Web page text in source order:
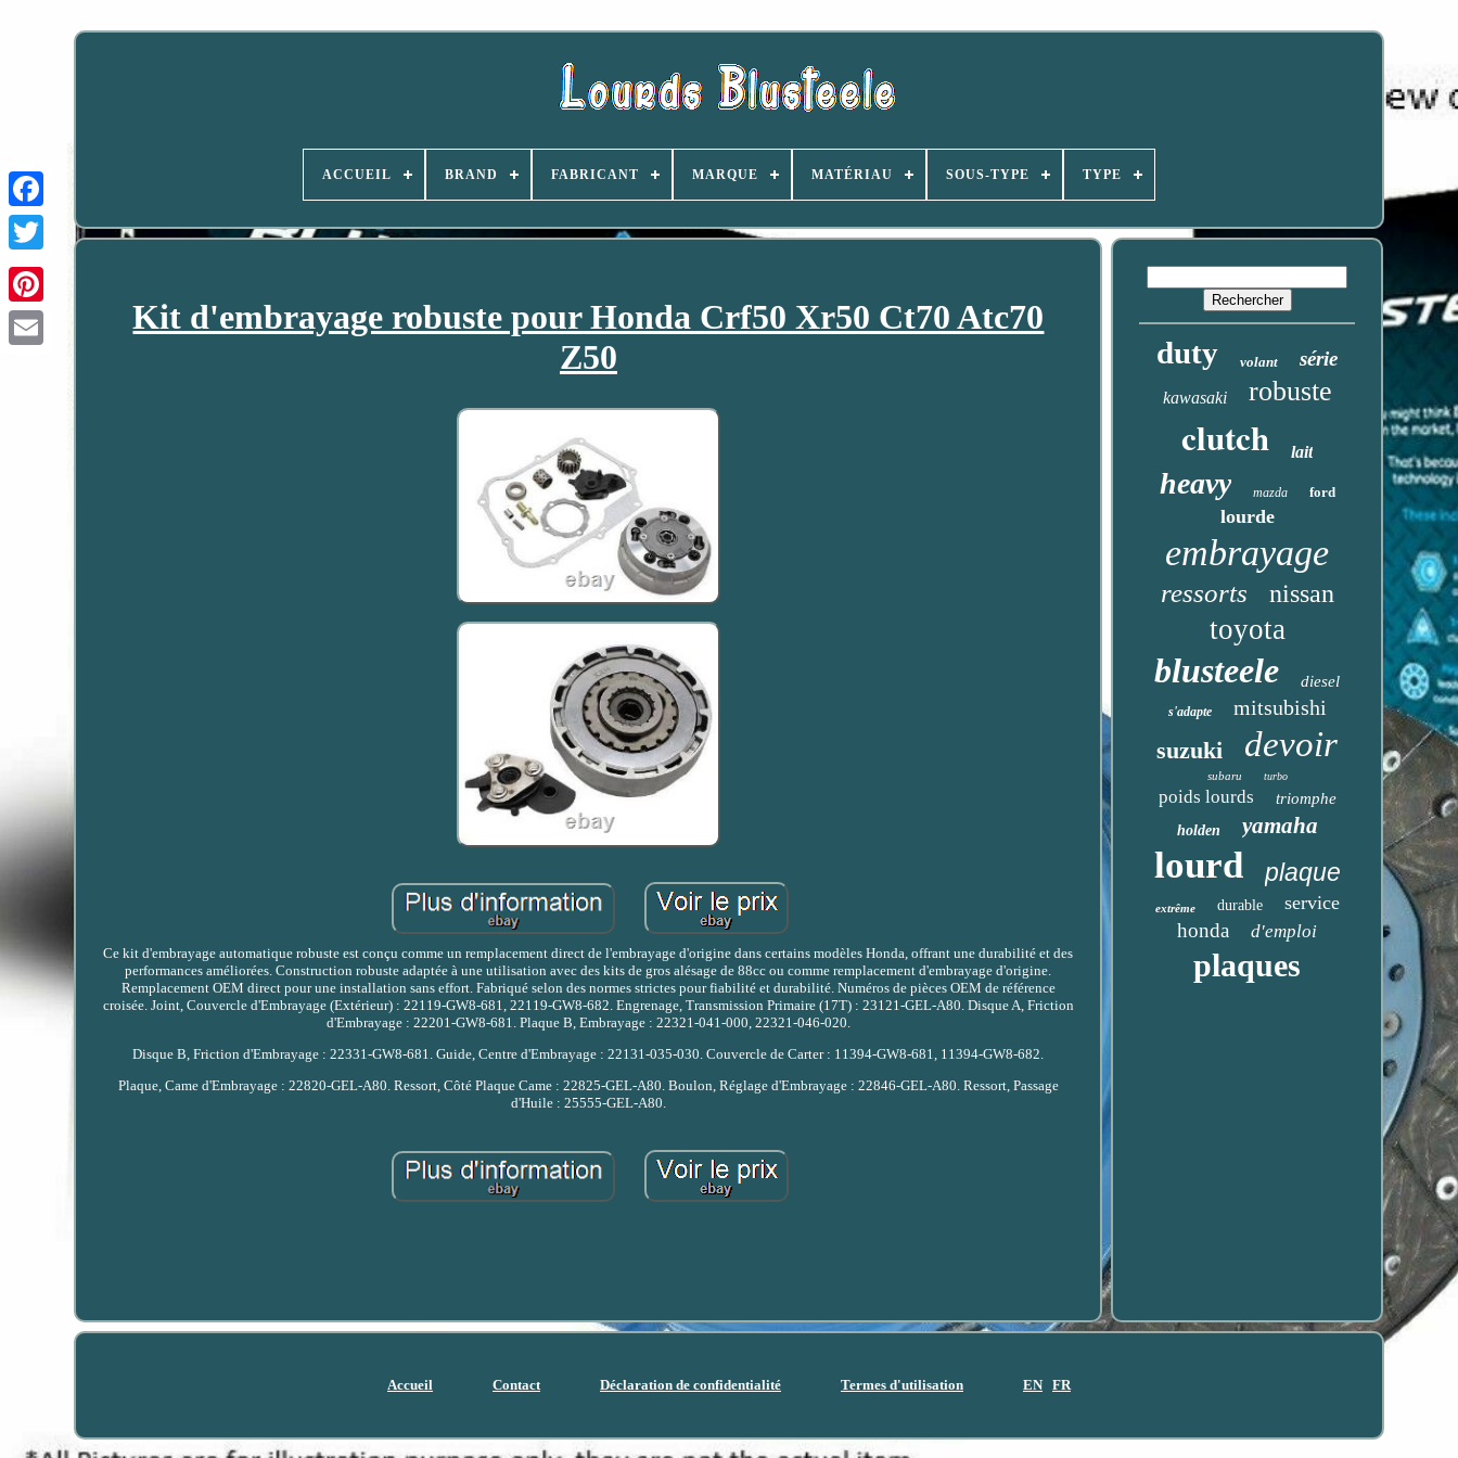
ACCUEIL BRAND FABRICANT MARQUE MATÉRIAU SOUS-TYPE TYPE
Kit d'embrayage robuste pour Honda Crf50 Xr50 Ct70 Atc70
Z50
Ce kit d'embrayage automatique robuste est conçu comme un remplacement direct de l'embrayage d'origine dans certains modèles Honda, offrant une durabilité et des
performances améliorées. Construction robuste adaptée à une utilisation avec des kits de gros alésage de 88cc ou comme remplacement d'embrayage d'origine.
Remplacement OEM direct pour une installation sans effort. Fabriqué selon des normes strictes pour fiabilité et durabilité. Numéros de pièces OEM de référence
croisée. Joint, Couvercle d'Embrayage (Extérieur) : 22119-GW8-681, 22119-GW8-682. Engrenage, Transmission Primaire (17T) : 23121-GEL-A80. Disque A, Friction
d'Embrayage : 22201-GW8-681. Plaque B, Embrayage : 22321-041-000, 22321-046-020.
Disque B, Friction d'Embrayage : 22331-GW8-681. Guide, Centre d'Embrayage : 22131-035-030. Couvercle de Carter : 11394-GW8-681, 11394-GW8-682.
Plaque, Came d'Embrayage : 22820-GEL-A80. Ressort, Côté Plaque Came : 22825-GEL-A80. Boulon, Réglage d'Embrayage : 22846-GEL-A80. Ressort, Passage
d'Huile : 25555-GEL-A80.
duty volant série
kawasaki robuste
clutch lait
heavy mazda ford
lourde
embrayage
ressorts nissan
toyota
blusteele diesel
s'adapte mitsubishi
suzuki devoir
subaru turbo
poids lourds triomphe
holden yamaha
lourd plaque
extrême durable service
honda d'emploi
plaques
Accueil Contact Déclaration de confidentialité Termes d'utilisation EN FR